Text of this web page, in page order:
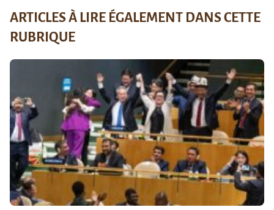
ARTICLES À LIRE ÉGALEMENT DANS CETTE
RUBRIQUE